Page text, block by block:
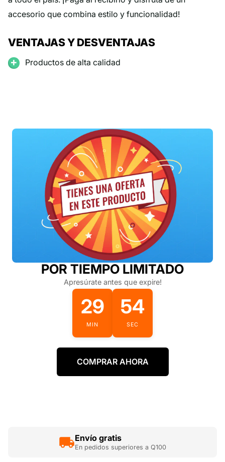
accesorio que combina estilo y funcionalidad!
VENTAJAS Y DESVENTAJAS
Productos de alta calidad
POR TIEMPO LIMITADO
Apresúrate antes que expire!
29
MIN
52
SEC
COMPRAR AHORA
Envío gratis
En pedidos superiores a Q100